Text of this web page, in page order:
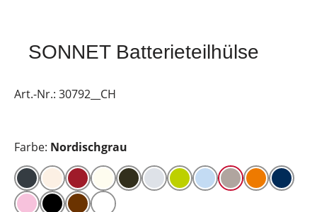
SONNET Batterieteilhülse
Art.-Nr.: 30792__CH
Farbe: Nordischgrau